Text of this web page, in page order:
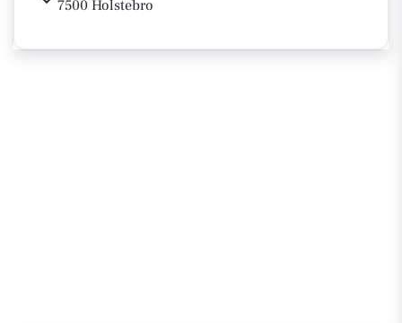
7500 Holstebro